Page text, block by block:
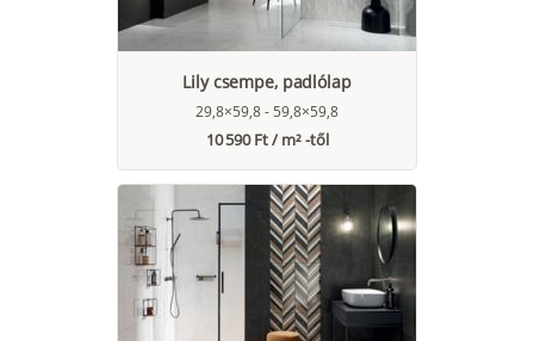
Lily csempe, padlólap
29,8×59,8 - 59,8×59,8
10 590 Ft / m² -től